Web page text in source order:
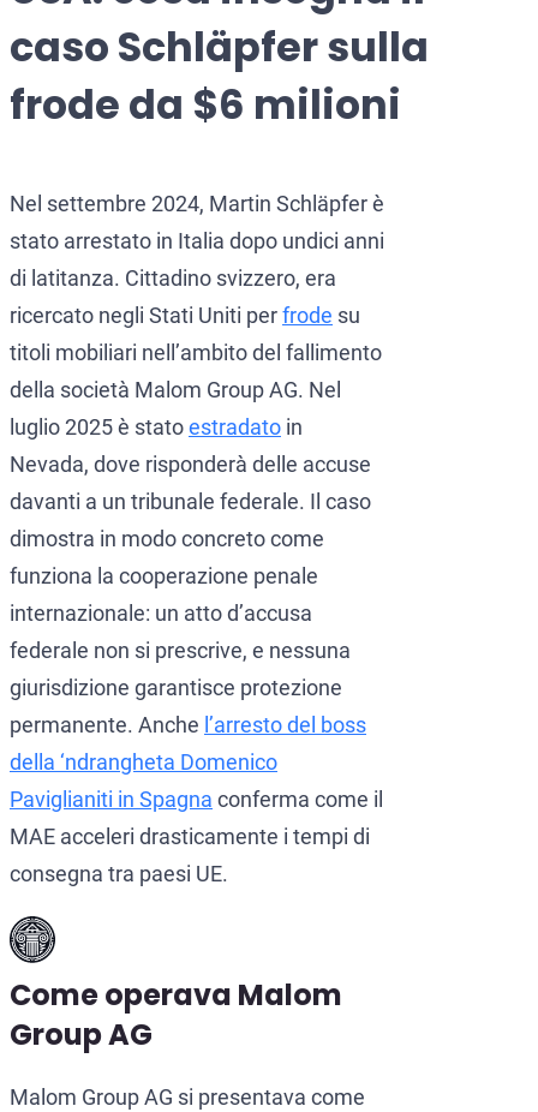
CCF (Commission for the
Protezione dall’estradizione
Estradizione dall’Italia
Estradizione tra Italia e
Estradizione tra
Avvocati per crimini dei
Crimini economici e
Prevenzione del riciclaggio
World-Check
caso Schläpfer sulla
frode da $6 milioni
Nel settembre 2024, Martin Schläpfer è
stato arrestato in Italia dopo undici anni
di latitanza. Cittadino svizzero, era
ricercato negli Stati Uniti perfrode su
titoli mobiliari nell’ambito del fallimento
della società Malom Group AG. Nel
luglio 2025 è statoestradato in
Nevada, dove risponderà delle accuse
davanti a un tribunale federale. Il caso
dimostra in modo concreto come
funziona la cooperazione penale
internazionale: un atto d’accusa
federale non si prescrive, e nessuna
giurisdizione garantisce protezione
permanente. Anche l’arresto del boss
della ‘ndrangheta Domenico
Paviglianiti in Spagna conferma come il
MAE acceleri drasticamente i tempi di
consegna tra paesi UE.
Come operava Malom
Group AG
Malom Group AG si presentava come